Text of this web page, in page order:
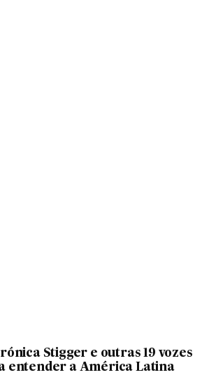
Stigger e outras 19 vozes
entender a América Latina